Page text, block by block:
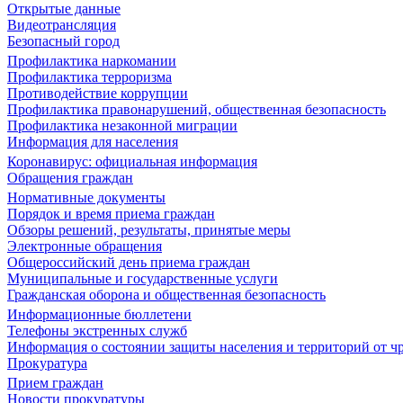
Открытые данные
Видеотрансляция
Безопасный город
Профилактика наркомании
Профилактика терроризма
Противодействие коррупции
Профилактика правонарушений, общественная безопасность
Профилактика незаконной миграции
Информация для населения
Коронавирус: официальная информация
Обращения граждан
Нормативные документы
Порядок и время приема граждан
Обзоры решений, результаты, принятые меры
Электронные обращения
Общероссийский день приема граждан
Муниципальные и государственные услуги
Гражданская оборона и общественная безопасность
Информационные бюллетени
Телефоны экстренных служб
Информация о состоянии защиты населения и территорий от
Прокуратура
Прием граждан
Новости прокуратуры